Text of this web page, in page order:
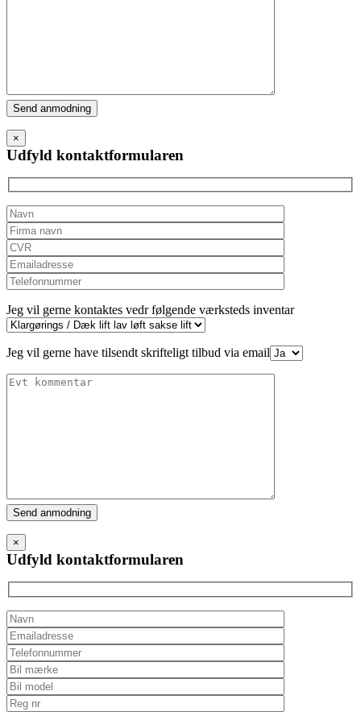
Please
leave
this
field
empty.
×
Udfyld kontaktformularen
Jeg vil gerne kontaktes vedr følgende værksteds inventar
Jeg vil gerne have tilsendt skrifteligt tilbud via email
Please
leave
this
field
empty.
×
Udfyld kontaktformularen